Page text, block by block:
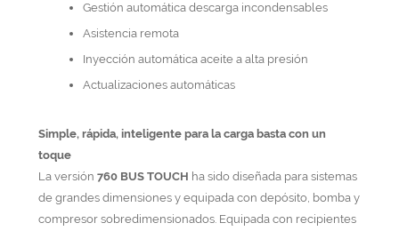
Gestión automática descarga incondensables
Asistencia remota
Inyección automática aceite a alta presión
Actualizaciones automáticas
Simple, rápida, inteligente para la carga basta con un
toque
La versión 760 BUS TOUCH ha sido diseñada para sistemas
de grandes dimensiones y equipada con depósito, bomba y
compresor sobredimensionados. Equipada con recipientes